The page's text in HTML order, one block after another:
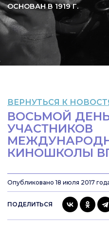
ОСНОВАН В 1919Г.
ВЕРНУТЬСЯ К
ВОСЬМОЙ
УЧАСТНИКОВ
КИНОШКОЛЫ
Опубликовано 18 июля 2017
ПОДЕЛИТЬСЯ